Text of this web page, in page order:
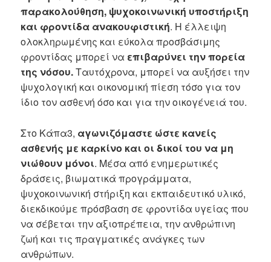
παρακολούθηση, ψυχοκοινωνική υποστήριξη
και φροντίδα ανακουφιστική. Η έλλειψη
ολοκληρωμένης και εύκολα προσβάσιμης
φροντίδας μπορεί να επιβαρύνει την πορεία
της νόσου.Ταυτόχρονα, μπορεί να αυξήσει την
ψυχολογική και οικονομική πίεση τόσο για τον
ίδιο τον ασθενή όσο και για την οικογένειά του.
Στο Κάπα3, αγωνιζόμαστε ώστε κανείς
ασθενής με καρκίνο και οι δικοί του να μη
νιώθουν μόνοι. Μέσα από ενημερωτικές
δράσεις, βιωματικά προγράμματα,
ψυχοκοινωνική στήριξη και εκπαιδευτικό υλικό,
διεκδικούμε πρόσβαση σε φροντίδα υγείας που
να σέβεται την αξιοπρέπεια, την ανθρώπινη
ζωή και τις πραγματικές ανάγκες των
ανθρώπων.